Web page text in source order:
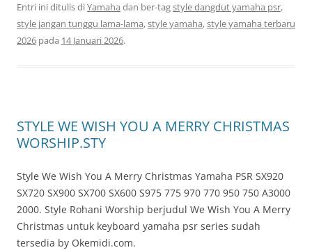
Entri ini ditulis diYamaha dan ber-tagstyle dangdut yamaha psr,
style jangan tunggu lama-lama,style yamaha,style yamaha terbaru
2026 pada 14 Januari 2026.
STYLE WE WISH YOU A MERRY CHRISTMAS
WORSHIP.STY
Style We Wish You A Merry Christmas Yamaha PSR SX920
SX720 SX900 SX700 SX600 S975 775 970 770 950 750 A3000
2000. Style Rohani Worship berjudul We Wish You A Merry
Christmas untuk keyboard yamaha psr series sudah
tersedia by Okemidi.com.